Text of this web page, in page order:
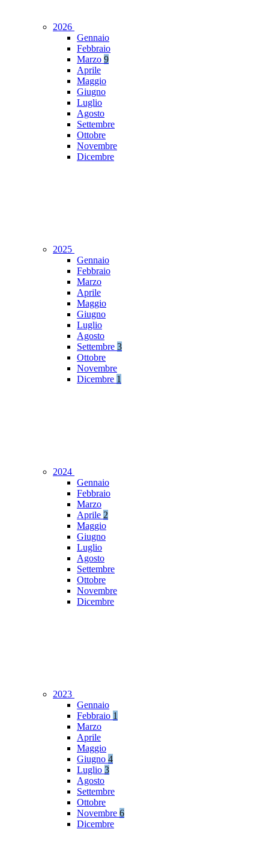
2026
Gennaio
Febbraio
Marzo 9
Aprile
Maggio
Giugno
Luglio
Agosto
Settembre
Ottobre
Novembre
Dicembre
2025
Gennaio
Febbraio
Marzo
Aprile
Maggio
Giugno
Luglio
Agosto
Settembre 3
Ottobre
Novembre
Dicembre 1
2024
Gennaio
Febbraio
Marzo
Aprile 2
Maggio
Giugno
Luglio
Agosto
Settembre
Ottobre
Novembre
Dicembre
2023
Gennaio
Febbraio 1
Marzo
Aprile
Maggio
Giugno 4
Luglio 3
Agosto
Settembre
Ottobre
Novembre 6
Dicembre